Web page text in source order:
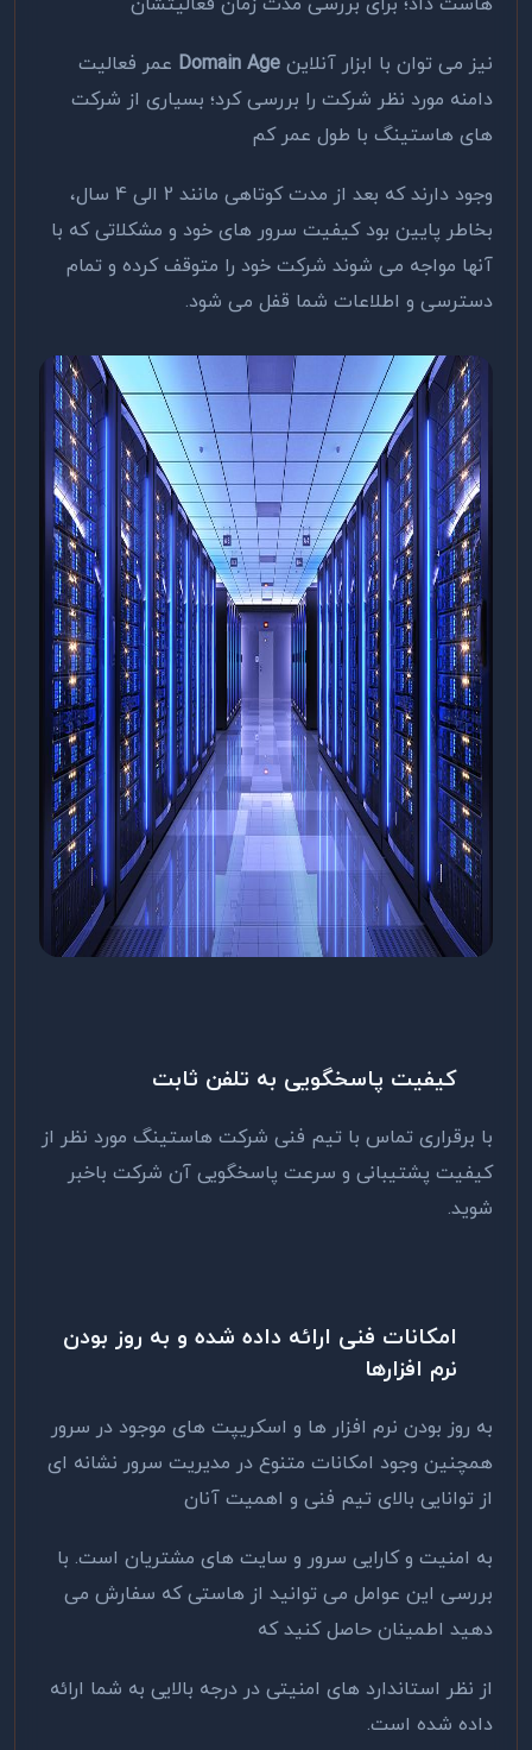
نیز می توان با ابزار آنلاین Domain Age عمر فعالیت
دامنه مورد نظر شرکت را بررسی کرد؛ بسیاری از شرکت
های هاستینگ با طول عمر کم
وجود دارند که بعد از مدت کوتاهی مانند 2 الی 4 سال،
بخاطر پایین بود کیفیت سرور های خود و مشکلاتی که با
آنها مواجه می شوند شرکت خود را متوقف کرده و تمام
دسترسی و اطلاعات شما قفل می شود.
کیفیت پاسخگویی به تلفن ثابت
با برقراری تماس با تیم فنی شرکت هاستینگ مورد نظر از
کیفیت پشتیبانی و سرعت پاسخگویی آن شرکت باخبر
شوید.
امکانات فنی ارائه داده شده و به روز بودن
نرم افزارها
به روز بودن نرم افزار ها و اسکریپت های موجود در سرور
همچنین وجود امکانات متنوع در مدیریت سرور نشانه ای
از توانایی بالای تیم فنی و اهمیت آنان
به امنیت و کارایی سرور و سایت های مشتریان است. با
بررسی این عوامل می توانید از هاستی که سفارش می
دهید اطمینان حاصل کنید که
از نظر استاندارد های امنیتی در درجه بالایی به شما ارائه
داده شده است.